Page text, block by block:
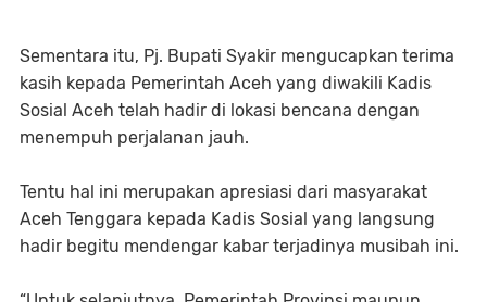
Sementara itu, Pj. Bupati Syakir mengucapkan terima
kasih kepada Pemerintah Aceh yang diwakili Kadis
Sosial Aceh telah hadir di lokasi bencana dengan
menempuh perjalanan jauh.
Tentu hal ini merupakan apresiasi dari masyarakat
Aceh Tenggara kepada Kadis Sosial yang langsung
hadir begitu mendengar kabar terjadinya musibah ini.